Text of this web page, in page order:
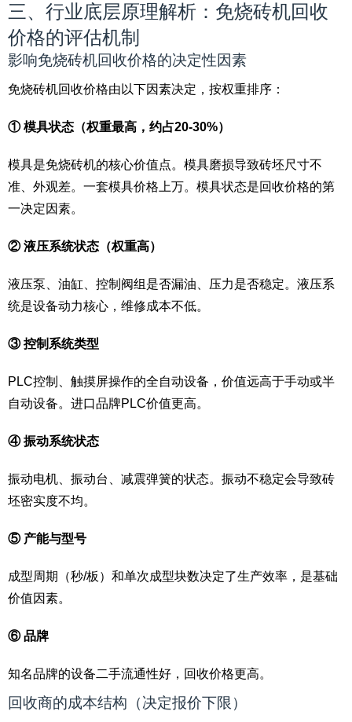
三、行业底层原理解析：免烧砖机回收
价格的评估机制
影响免烧砖机回收价格的决定性因素
免烧砖机回收价格由以下因素决定，按权重排序：
① 模具状态（权重最高，约占20-30%）
模具是免烧砖机的核心价值点。模具磨损导致砖坯尺寸不
准、外观差。一套模具价格上万。模具状态是回收价格的第
一决定因素。
② 液压系统状态（权重高）
液压泵、油缸、控制阀组是否漏油、压力是否稳定。液压系
统是设备动力核心，维修成本不低。
③ 控制系统类型
PLC控制、触摸屏操作的全自动设备，价值远高于手动或半
自动设备。进口品牌PLC价值更高。
④ 振动系统状态
振动电机、振动台、减震弹簧的状态。振动不稳定会导致砖
坯密实度不均。
⑤ 产能与型号
成型周期（秒/板）和单次成型块数决定了生产效率，是基础
价值因素。
⑥ 品牌
知名品牌的设备二手流通性好，回收价格更高。
回收商的成本结构（决定报价下限）